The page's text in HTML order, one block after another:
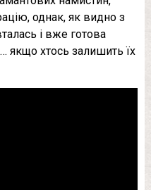
однак, як видно з
і вже готова
якщо хтось залишить їх